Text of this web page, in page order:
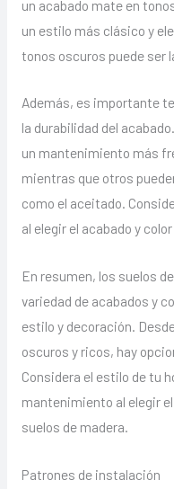
un acabado mate en
un estilo más clásico y
tonos oscuros puede ser
Además, es importante
la durabilidad del
un mantenimiento más
mientras que otros
como el aceitado.
al elegir el acabado y
En resumen, los suelos
variedad de acabados y
estilo y decoración.
oscuros y ricos, hay
Considera el estilo de tu
mantenimiento al elegir
suelos de madera.
Patrones de instalación